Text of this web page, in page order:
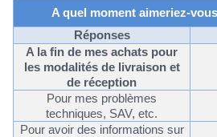
A quel moment aimeriez-
Réponses
A la fin de mes achats pour
les modalités de livraison et
de réception
Pour mes problèmes
techniques, SAV, etc.
Pour avoir des informations sur